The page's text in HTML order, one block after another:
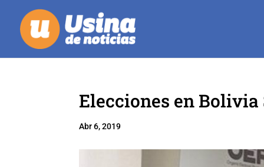
Elecciones en
Abr 6, 2019